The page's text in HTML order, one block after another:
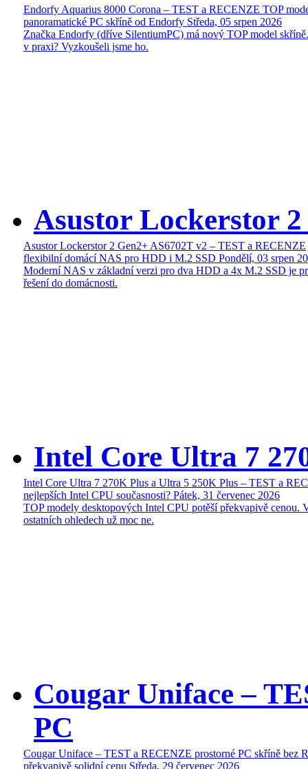
Endorfy Aquarius 8000 Corona – TEST a RECENZE TOP
panoramatické PC skříně od Endorfy Středa, 05 srpen 2026
Značka Endorfy (dříve SilentiumPC) má nový TOP model
v praxi? Vyzkoušeli jsme ho.
Asustor Lockerstor
Asustor Lockerstor 2 Gen2+ AS6702T v2 – TEST a RECENZE
flexibilní domácí NAS pro HDD i M.2 SSD Pondělí, 03 srpen
Moderní NAS v základní verzi pro dva HDD a 4x M.2 SSD je
řešení do domácnosti.
Intel Core Ultra 7
Intel Core Ultra 7 270K Plus a Ultra 5 250K Plus – TEST a
nejlepších Intel CPU současnosti? Pátek, 31 červenec 2026
TOP modely desktopových Intel CPU potěší překvapivě cenou.
ostatních ohledech už moc ne.
Cougar Uniface –
PC
Cougar Uniface – TEST a RECENZE prostorné PC skříně bez
překvapivě solidní cenu Středa, 29 červenec 2026